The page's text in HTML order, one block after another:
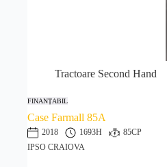
Tractoare Second Hand
FINANȚABIL
Case Farmall 85A
2018 1693H
85CP
IPSO CRAIOVA